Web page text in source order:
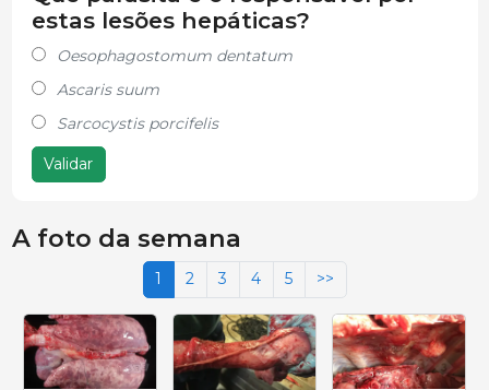
estas lesões hepáticas?
Oesophagostomum dentatum
Ascaris suum
Sarcocystis porcifelis
Validar
A foto da semana
1 2 3 4 5 >>